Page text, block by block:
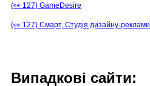
(👀 127) GameDesire
(👀 127) Смарт, Студія дизайну-реклами
Випадкові сайти: